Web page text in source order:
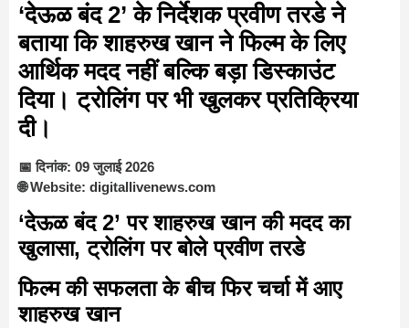
‘देऊळ बंद 2’ के निर्देशक प्रवीण तरडे ने
बताया कि शाहरुख खान ने फिल्म के लिए
आर्थिक मदद नहीं बल्कि बड़ा डिस्काउंट
दिया। ट्रोलिंग पर भी खुलकर प्रतिक्रिया
दी।
📅 दिनांक: 09 जुलाई 2026
🌐 Website: digitallivenews.com
‘देऊळ बंद 2’ पर शाहरुख खान की मदद का
खुलासा, ट्रोलिंग पर बोले प्रवीण तरडे
फिल्म की सफलता के बीच फिर चर्चा में आए
शाहरुख खान